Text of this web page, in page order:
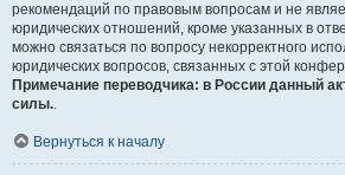
рекомендаций по правовым вопросам и не
юридических отношений, кроме указанных в
можно связаться по вопросу некорректного
юридических вопросов, связанных с этой
Примечание переводчика: в России данный
силы..
Вернуться к началу